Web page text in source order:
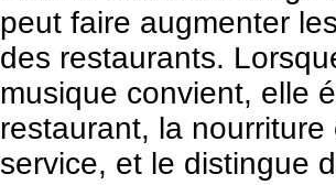
peut faire augmenter
des restaurants.
musique convient, elle
restaurant, la nourriture
service, et le distingue